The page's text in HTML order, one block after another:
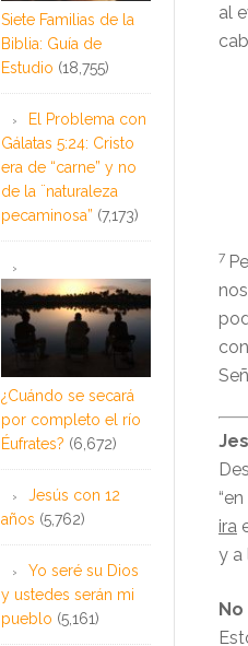
al
7
ira
y a
Siete Familias de la
Biblia: Guía de
Estudio (18,755)
El Problema con
Gálatas 5:24: Cristo
era de “carne” y no
de la ¨naturaleza
pecaminosa” (7,173)
¿Cuándo se secará
por completo el río
Éufrates? (6,672)
Jesús con 12
años (5,762)
Yo seré su Dios
y ustedes serán mi
pueblo (5,161)